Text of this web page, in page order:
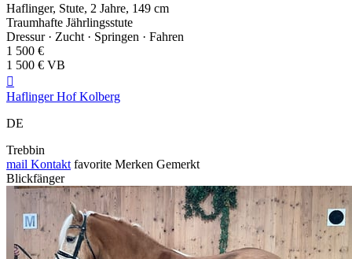
Haflinger, Stute, 2 Jahre, 149 cm
Traumhafte Jährlingsstute
Dressur · Zucht · Springen · Fahren
1 500 €
1 500 € VB

Haflinger Hof Kolberg
DE
Trebbin
mail Kontakt favorite Merken Gemerkt
Blickfänger